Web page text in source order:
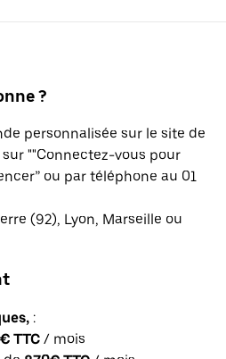
?
personnalisée sur le site de
""Connectez-vous pour
ou par téléphone au 01
(92), Lyon, Marseille ou
:
TTC / mois